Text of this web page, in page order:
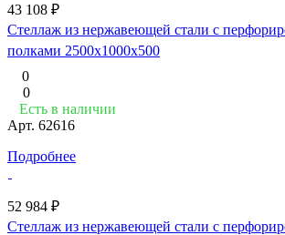
43 108 ₽
Стеллаж из нержавеющей стали с
полками 2500x1000x500
0
0
Есть в наличии
Арт. 62616
Подробнее
52 984 ₽
Стеллаж из нержавеющей стали с